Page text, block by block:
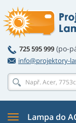
725 595 999 (po-
info@projektory-
Lampa do